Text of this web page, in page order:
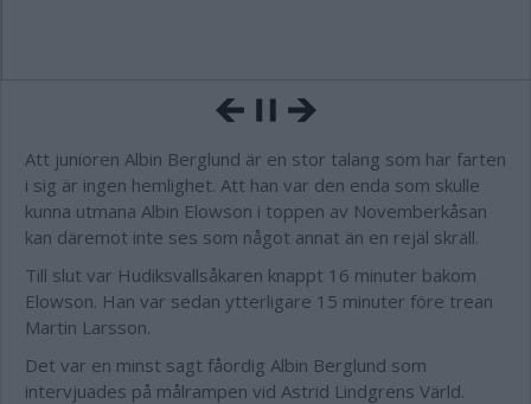
Att junioren Albin Berglund är en stor talang som har farten
i sig är ingen hemlighet. Att han var den enda som skulle
kunna utmana Albin Elowson i toppen av Novemberkåsan
kan däremot inte ses som något annat än en rejäl skräll.
Till slut var Hudiksvallsåkaren knappt 16 minuter bakom
Elowson. Han var sedan ytterligare 15 minuter före trean
Martin Larsson.
Det var en minst sagt fåordig Albin Berglund som
intervjuades på målrampen vid Astrid Lindgrens Värld.